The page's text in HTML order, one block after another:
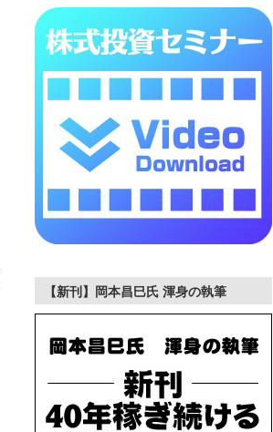
【新刊】岡本昌巳氏 渾身の執筆